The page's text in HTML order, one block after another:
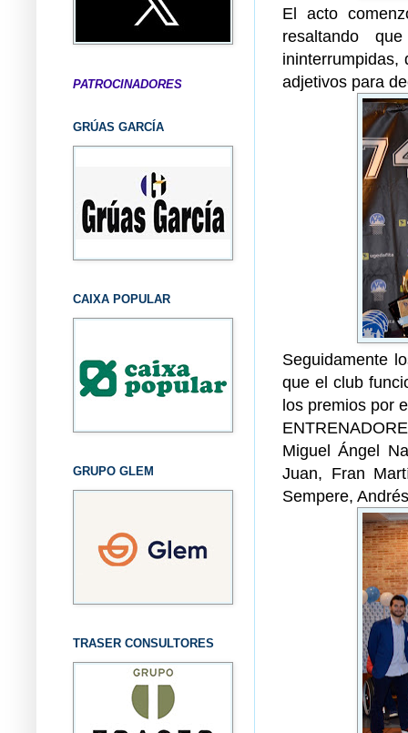
El acto
resaltando
ininterrumpidas,
adjetivos para
Seguidamente
que el club
los premios por
Miguel Ángel
Juan, Fran
Sempere,
PATROCINADORES
GRÚAS GARCÍA
CAIXA POPULAR
GRUPO GLEM
TRASER CONSULTORES